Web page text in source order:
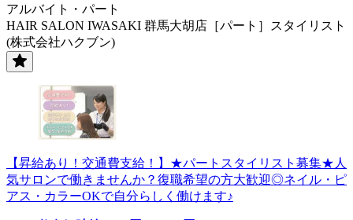
アルバイト・パート
HAIR SALON IWASAKI 群馬大胡店［パート］スタイリスト
(株式会社ハクブン)
【昇給あり！交通費支給！】★パートスタイリスト募集★人
気サロンで働きませんか？復職希望の方大歓迎◎ネイル・ピ
アス・カラーOKで自分らしく働けます♪